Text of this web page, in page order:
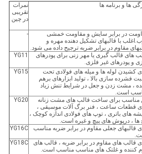
ها و برنامه ها
نمرات
تقریبی
در چین
در برابر سایش و مقاومت خمشی
با قالبهای تشکیل دهنده مهره و
مقاوم در برابر ضربه ترجیح داده می شود.
-
های قالب گیری یا مهر زنی برای پودرهای
و پودرهای غیر فلزی.
YG11
کشیدن لوله ها و میله های فولادی تحت
فشرده سازی بالا ، تولید ابزارهای برهم
، مشت زدن و جعل در شرایط تنش زیاد
است.
YG15
مناسب برای ساخت قالب های مشت زنانه
قطعات ساعت ، فنر برگ آلات موسیقی ،
های باتری ، توپ های فولادی اندازه کوچک ،
ها ، درپوش های پیچ و غیره است.
YG20
قالبهای جعلی مقاوم در برابر ضربه مناسب
YG16C
قالب های مقاوم در برابر ضربه ، قالب های
کننده و غلتک های مناسب مناسب است.
YG18C